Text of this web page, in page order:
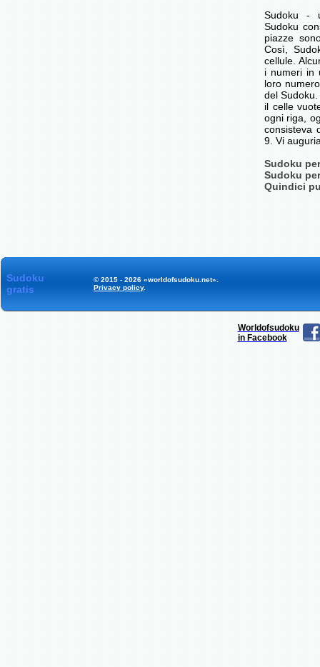
Sudoku -
Sudoku
piazze
Così,
cellule.
i numeri in
loro
del
il celle
ogni riga,
consisteva
9. Vi
Sudoku
Sudoku
Quindici
Sudoku
gratis
© 2015 - 2026 «worldofsudoku.net».
Privacy policy.
Worldofsudoku
in Facebook